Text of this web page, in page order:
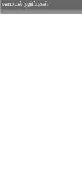
சமையல் குறிப்புகள்